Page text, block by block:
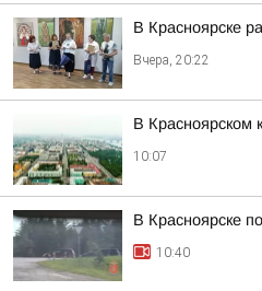
В Красноярске
Вчера, 20:22
В Красноярском
10:07
В Красноярске
10:40